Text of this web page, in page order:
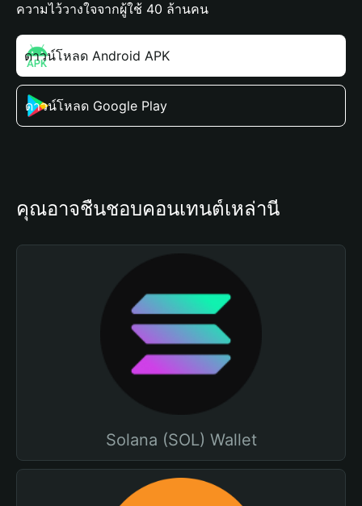
ความไว้วางใจจากผู้ใช้ 40 ล้านคน
ดาวน์โหลด Android APK
ดาวน์โหลด Google Play
คุณอาจชื่นชอบคอนเทนต์เหล่านี้
Solana (SOL) Wallet